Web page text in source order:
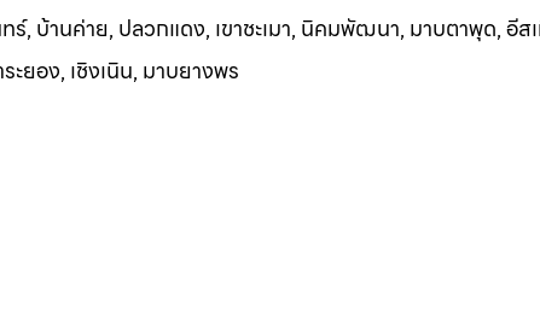
ร์, บ้านค่าย, ปลวกแดง, เขาชะเมา, นิคมพัฒนา, มาบตาพุด, อีส
ะยอง, เชิงเนิน, มาบยางพร